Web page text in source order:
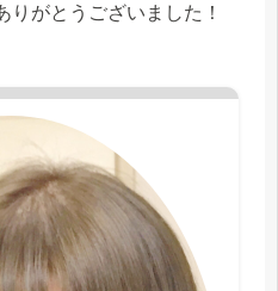
りがとうございました！